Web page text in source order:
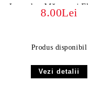
Lapacho, Măceșe și
Tei
8.00Lei
Produs disponibil
Vezi detalii